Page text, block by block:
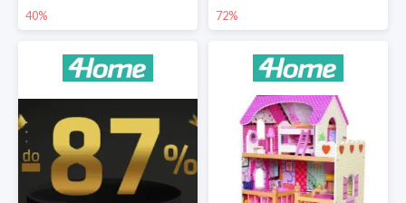
40% 72%